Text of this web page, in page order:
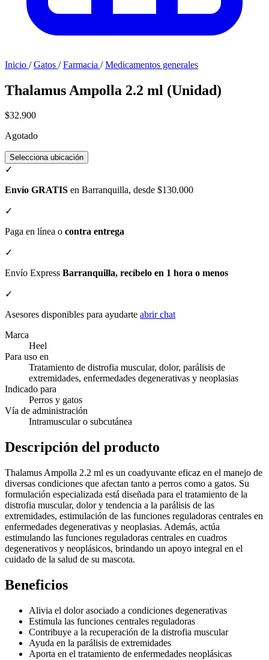
Inicio / Gatos / Farmacia / Medicamentos generales
Thalamus Ampolla 2.2 ml (Unidad)
$32.900
Agotado
Selecciona ubicación
✓
Envío GRATIS en Barranquilla, desde $130.000
✓
Paga en línea o contra entrega
✓
Envío Express Barranquilla, recíbelo en 1 hora o menos
✓
Asesores disponibles para ayudarte abrir chat
Marca
Heel
Para uso en
Tratamiento de distrofia muscular, dolor, parálisis de
extremidades, enfermedades degenerativas y neoplasias
Indicado para
Perros y gatos
Vía de administración
Intramuscular o subcutánea
Descripción del producto
Thalamus Ampolla 2.2 ml es un coadyuvante eficaz en el manejo de
diversas condiciones que afectan tanto a perros como a gatos. Su
formulación especializada está diseñada para el tratamiento de la
distrofia muscular, dolor y tendencia a la parálisis de las
extremidades, estimulación de las funciones reguladoras centrales en
enfermedades degenerativas y neoplasias. Además, actúa
estimulando las funciones reguladoras centrales en cuadros
degenerativos y neoplásicos, brindando un apoyo integral en el
cuidado de la salud de su mascota.
Beneficios
Alivia el dolor asociado a condiciones degenerativas
Estimula las funciones centrales reguladoras
Contribuye a la recuperación de la distrofia muscular
Ayuda en la parálisis de extremidades
Aporta en el tratamiento de enfermedades neoplásicas